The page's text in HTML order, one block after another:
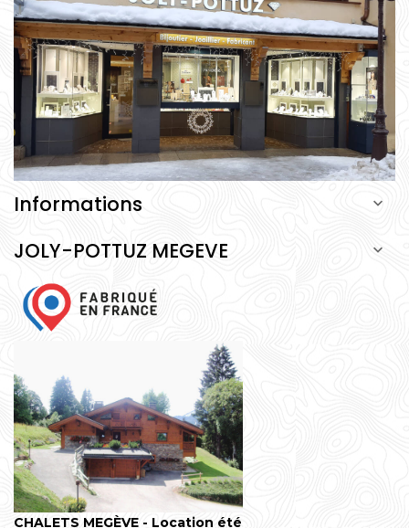
Informations 
JOLY-POTTUZ MEGEVE 
CHALETS MEGÈVE - Location été